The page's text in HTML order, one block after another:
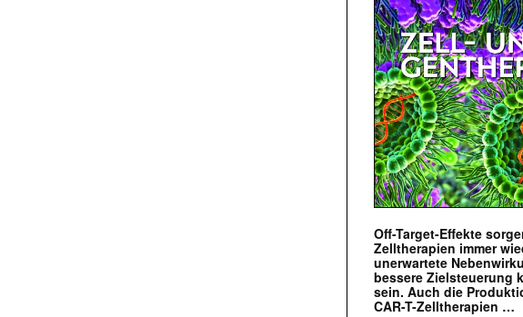
Off-Target-Effekte
Zelltherapien immer
unerwartete
bessere Zielsteuerung
sein. Auch die
CAR-T-Zelltherapien …